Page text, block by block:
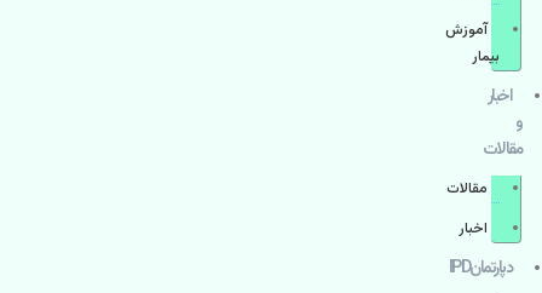
آموزش
بیمار
اخبار
و
مقالات
مقالات
اخبار
دپارتمانIPD